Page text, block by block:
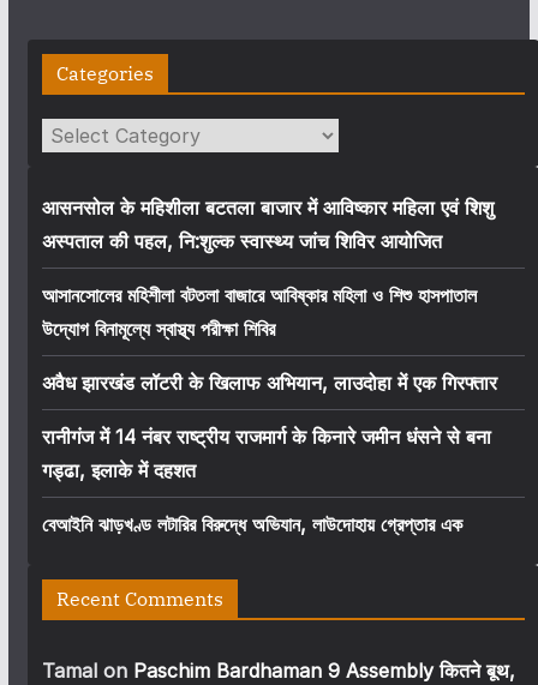
Categories
Categories
आसनसोल के महिशीला बटतला बाजार में आविष्कार महिला एवं शिशु
अस्पताल की पहल, नि:शुल्क स्वास्थ्य जांच शिविर आयोजित
আসানসোলের মহিশীলা বটতলা বাজারে আবিষ্কার মহিলা ও শিশু হাসপাতাল
উদ্যোগ বিনামূল্যে স্বাস্থ্য পরীক্ষা শিবির
अवैध झारखंड लॉटरी के खिलाफ अभियान, लाउदोहा में एक गिरफ्तार
रानीगंज में 14 नंबर राष्ट्रीय राजमार्ग के किनारे जमीन धंसने से बना
गड्ढा, इलाके में दहशत
বেআইনি ঝাড়খণ্ড লটারির বিরুদ্ধে অভিযান, লাউদোহায় গ্রেপ্তার এক
Recent Comments
Tamalon Paschim Bardhaman 9 Assembly कितने बूथ,